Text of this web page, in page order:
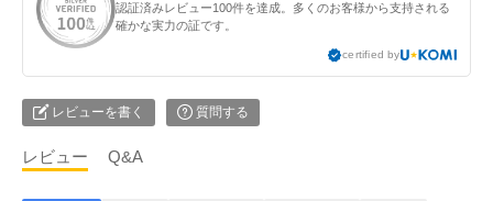
認証済みレビュー100件を達成。多くのお客様から支持される
確かな実力の証です。
certified by
レビューを書く 質問する
レビュー Q&A